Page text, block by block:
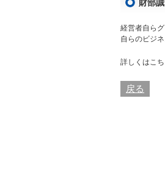
財部
経営者自ら
自らのビジ
詳しくはこち
戻る